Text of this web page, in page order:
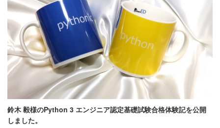
鈴木 毅様のPython 3 エンジニア認定基礎試験合格体験記を公開
しました。